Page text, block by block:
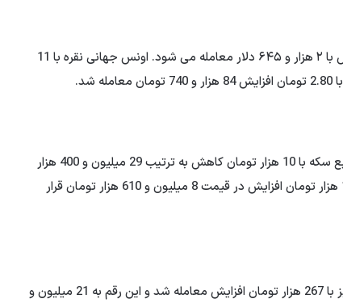
لازم به ذکر است که اونس جهانی طلا با یک دلار و ۵۸ سنت کاهش با ۲ هزار و ۶۴۵ دلار معامله می شود. اونس جهانی نقره با 11
لازم به ذکر است که قیمت نیم سکه با 200 هزار تومان افزایش و ربع سکه با 10 هزار تومان کاهش به ترتیب 29 میلیون و 400 هزار
تومان و 17 میلیون و 790 تومان معامله شد. سکه گرمی نیز با 10 هزار تومان افزایش در قیمت 8 میلیون و 610 هزار تومان قرار
قیمت طلا روز چهارشنبه افزایش یافت. هر مثقال طلای 18 عیار نیز با 267 هزار تومان افزایش معامله شد و این رقم به 21 میلیون و